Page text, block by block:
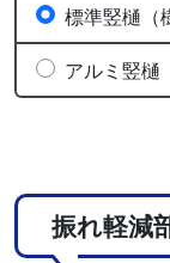
標準竪樋（
アルミ竪樋
振れ軽減